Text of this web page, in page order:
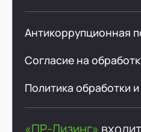
Антикоррупционная
Согласие на
Политика обработки